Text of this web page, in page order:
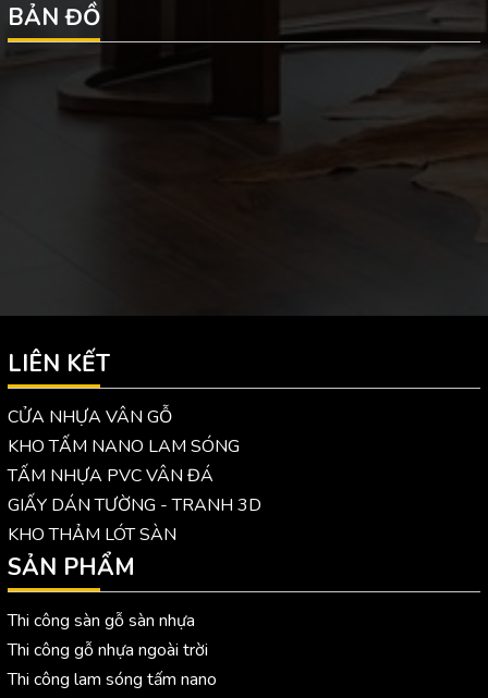
BẢN ĐỒ
LIÊN KẾT
CỬA NHỰA VÂN GỖ
KHO TẤM NANO LAM SÓNG
TẤM NHỰA PVC VÂN ĐÁ
GIẤY DÁN TƯỜNG - TRANH 3D
KHO THẢM LÓT SÀN
SẢN PHẨM
Thi công sàn gỗ sàn nhựa
Thi công gỗ nhựa ngoài trời
Thi công lam sóng tấm nano